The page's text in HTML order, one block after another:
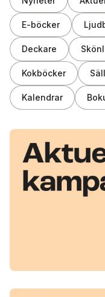
E-böcker
Deckare
Kokböcker
Kalendrar